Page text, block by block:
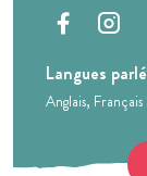
Langues
Anglais Français